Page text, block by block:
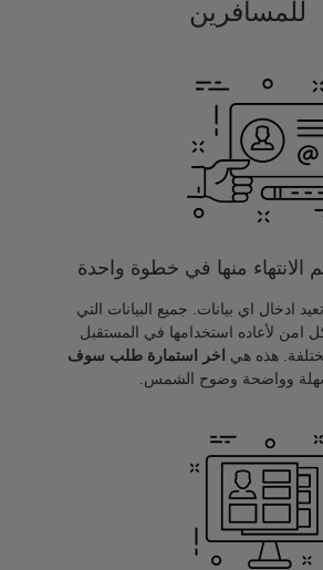
للمسافرين
الانتهاء منها في خطوة واحدة
ادخال اي بيانات. جميع البيانات التي
امن لأعاده استخدامها في المستقبل
هذه هي
اخر استمارة طلب سوف
وواضحة وضوح الشمس.